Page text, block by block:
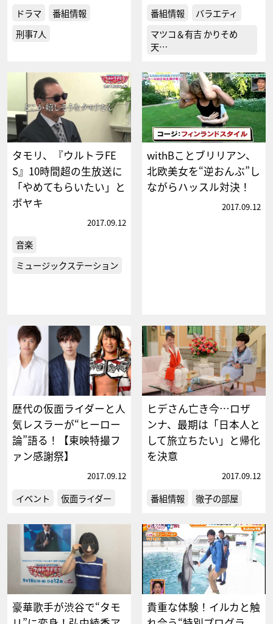
ドラマ
番組情報
刑事7人
番組情報
バラエティ
マツコ＆有吉 かりそめ
天…
タモリ、『ウルトラFE
S』10時間超の生放送に
「やめてもらいたい」と
ボヤキ
2017.09.12
音楽
ミュージックステーション
withBことブリリアン、
北欧美女を“逆おんぶ”し
ながらハッスル対決！
2017.09.12
歴代の仮面ライダーと人
気レスラーが“ヒーロー
論”語る！【東映特撮フ
ァン感謝祭】
2017.09.12
イベント 仮面ライダー
ヒデさん亡き今…ロザ
ンナ、最期は「日本人と
して旅立ちたい」と帰化
を決意
2017.09.12
番組情報 徹子の部屋
豪華歌手が渋谷で“タモ
貴重な体験！イルカと触